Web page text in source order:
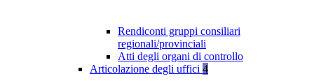
Rendiconti gruppi consiliari
regionali/provinciali
Atti degli organi di controllo
Articolazione degli uffici 4